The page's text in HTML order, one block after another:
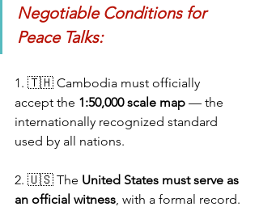
Negotiable Conditions for
Peace Talks:
1. 🇹🇭 Cambodia must officially
accept the 1:50,000 scale map — the
internationally recognized standard
used by all nations.
2. 🇺🇸 The United States must serve as
an official witness, with a formal record.